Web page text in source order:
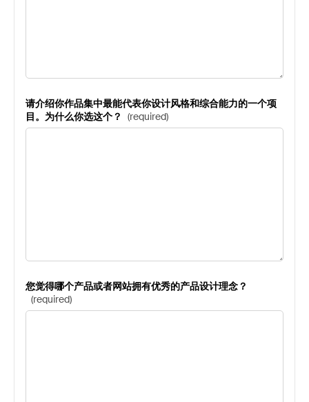
请介绍你作品集中最能代表你设计风格和综合能力的一个项
目。为什么你选这个？
(required)
您觉得哪个产品或者网站拥有优秀的产品设计理念？
(required)